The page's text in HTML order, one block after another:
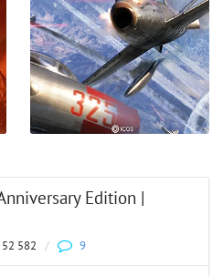
Edition |
52 582 / 9